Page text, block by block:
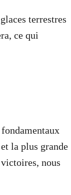
terrestres
ce qui
la plus grande
nous